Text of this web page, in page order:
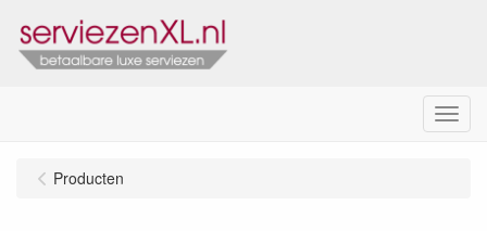
Menu
Producten